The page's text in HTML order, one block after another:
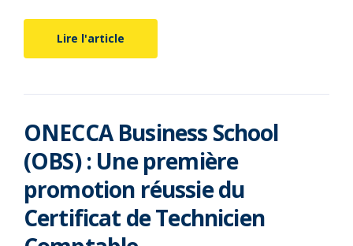
Lire l'article
ONECCA Business School
(OBS) : Une première
promotion réussie du
Certificat de Technicien